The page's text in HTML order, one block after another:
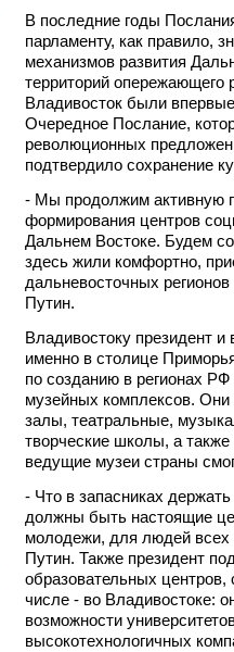
В последние годы
парламенту, как правило,
механизмов развития
территорий опережающего
Владивосток были
Очередное Послание,
революционных
подтвердило сохранение
- Мы продолжим активную
формирования центров
Дальнем Востоке. Будем
здесь жили комфортно,
дальневосточных
Путин.
Владивостоку президент
именно в столице
по созданию в регионах
музейных комплексов.
залы, театральные,
творческие школы, а
ведущие музеи страны
- Что в запасниках
должны быть настоящие
молодежи, для людей всех
Путин. Также президент
образовательных
числе - во Владивостоке:
возможности
высокотехнологичных